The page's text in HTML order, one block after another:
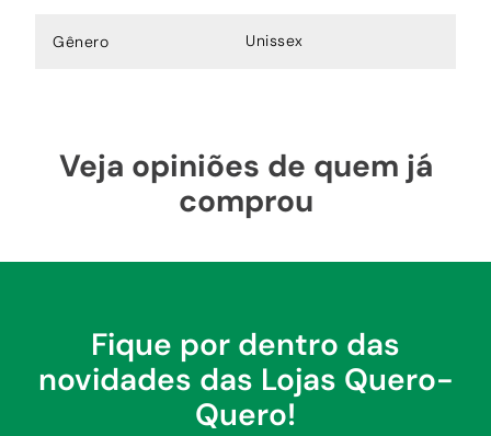
Gênero Unissex
Veja opiniões de quem já
comprou
Fique por dentro das
novidades das Lojas Quero-
Quero!